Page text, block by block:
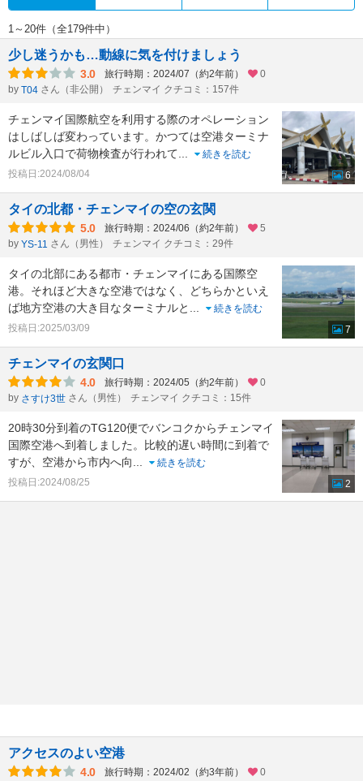
1～20件（全179件中）
少し迷うかも…動線に気を付けましょう
3.0 旅行時期：2024/07（約2年前）
0
by T04 さん（非公開） チェンマイ クチコミ：157件
チェンマイ国際航空を利用する際のオペレーション
はしばしば変わっています。かつては空港ターミナ
ルビル入口で荷物検査が行われて
続きを読む
投稿日:2024/08/04
6
タイの北都・チェンマイの空の玄関
5.0 旅行時期：2024/06（約2年前）
5
by YS-11 さん（男性） チェンマイ クチコミ：29件
タイの北部にある都市・チェンマイにある国際空
港。それほど大きな空港ではなく、どちらかといえ
ば地方空港の大き目なターミナルと
続きを読む
投稿日:2025/03/09
7
チェンマイの玄関口
4.0 旅行時期：2024/05（約2年前）
0
by さすけ3世 さん（男性） チェンマイ クチコミ：15件
20時30分到着のTG120便でバンコクからチェンマイ
国際空港へ到着しました。比較的遅い時間に到着で
すが、空港から市内へ向
続きを読む
投稿日:2024/08/25
2
アクセスのよい空港
4.0 旅行時期：2024/02（約3年前）
0